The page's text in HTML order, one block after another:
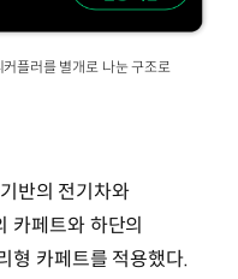
플러를 별개로 나눈 구조로
반의 전기차와
카페트와 하단의
형 카페트를 적용했다.